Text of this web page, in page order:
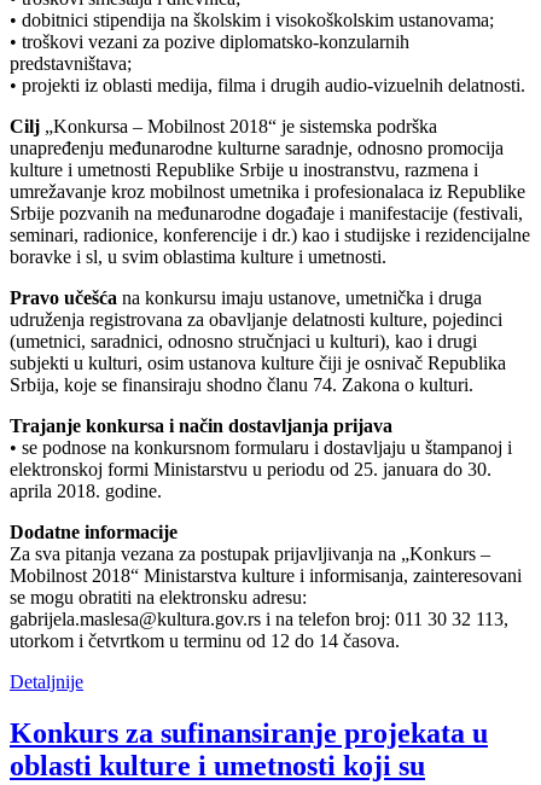
• dobitnici stipendija na školskim i visokoškolskim ustanovama;
• troškovi vezani za pozive diplomatsko-konzularnih
predstavništava;
• projekti iz oblasti medija, filma i drugih audio-vizuelnih delatnosti.
Cilj „Konkursa – Mobilnost 2018“ je sistemska podrška
unapređenju međunarodne kulturne saradnje, odnosno promocija
kulture i umetnosti Republike Srbije u inostranstvu, razmena i
umrežavanje kroz mobilnost umetnika i profesionalaca iz Republike
Srbije pozvanih na međunarodne događaje i manifestacije (festivali,
seminari, radionice, konferencije i dr.) kao i studijske i rezidencijalne
boravke i sl, u svim oblastima kulture i umetnosti.
Pravo učešća na konkursu imaju ustanove, umetnička i druga
udruženja registrovana za obavljanje delatnosti kulture, pojedinci
(umetnici, saradnici, odnosno stručnjaci u kulturi), kao i drugi
subjekti u kulturi, osim ustanova kulture čiji je osnivač Republika
Srbija, koje se finansiraju shodno članu 74. Zakona o kulturi.
Trajanje konkursa i način dostavljanja prijava
• se podnose na konkursnom formularu i dostavljaju u štampanoj i
elektronskoj formi Ministarstvu u periodu od 25. januara do 30.
aprila 2018. godine.
Dodatne informacije
Za sva pitanja vezana za postupak prijavljivanja na „Konkurs –
Mobilnost 2018“ Ministarstva kulture i informisanja, zainteresovani
se mogu obratiti na elektronsku adresu:
gabrijela.maslesa@kultura.gov.rs i na telefon broj: 011 30 32 113,
utorkom i četvrtkom u terminu od 12 do 14 časova.
Detaljnije
Konkurs za sufinansiranje projekata u
oblasti kulture i umetnosti koji su